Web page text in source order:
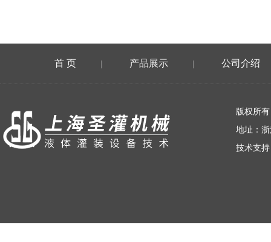
首 页 | 产品展示 | 公司介绍
版权所
地址：
技术支